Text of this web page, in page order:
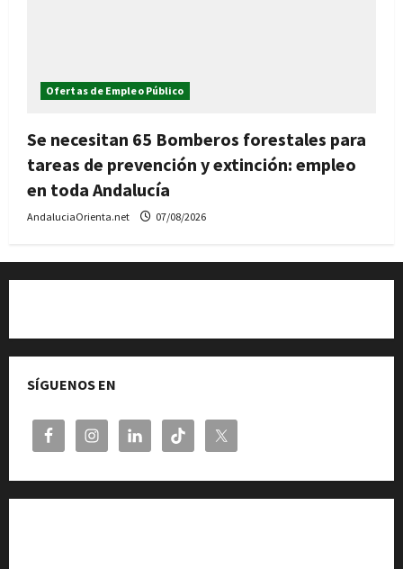
Ofertas de Empleo Público
Se necesitan 65 Bomberos forestales para
tareas de prevención y extinción: empleo
en toda Andalucía
AndaluciaOrienta.net 07/08/2026
SÍGUENOS EN